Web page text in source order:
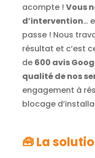
acompte ! Vous
d’intervention…
passe ! Nous
résultat et c’est
de 600 avis
qualité de nos
engagement à
blocage
🧰 La